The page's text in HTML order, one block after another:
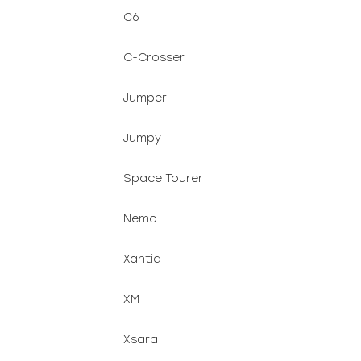
C6
C-Crosser
Jumper
Jumpy
Space Tourer
Nemo
Xantia
XM
Xsara